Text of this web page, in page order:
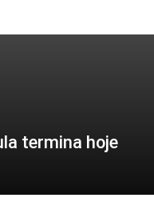
termina hoje